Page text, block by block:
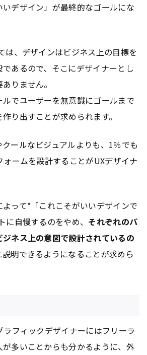
いデザイン」が最終的なゴールにな
は、デザインはビジネス上の目標を
あるので、そこにデザイナーとし
りません。
ルでユーザーを無意識にゴールまで
り出すことが求められます。
ールなビジュアルよりも、1％でも
ォームを設計することがUXデザイナ
って*「これこそがいいデザインで
に自慢するのをやめ、 それぞれのパ
ネス上の意図で設計されているの
明できるようになることが求めら
フィックデザイナーにはフリーラ
が多いことからも分かるように、外